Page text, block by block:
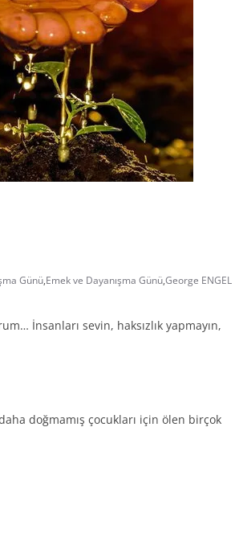
Günü,Emek ve Dayanışma Günü,George ENGEL
İnsanları sevin, haksızlık yapmayın,
doğmamış çocukları için ölen birçok